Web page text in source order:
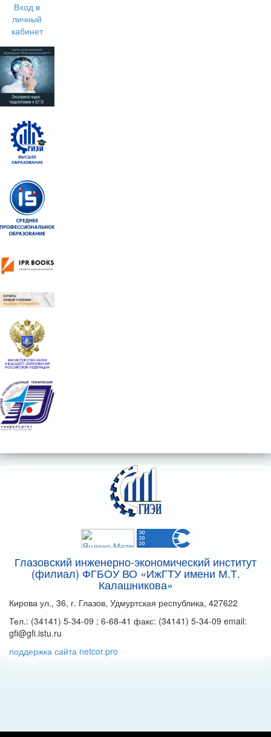
Вход в
личный
кабинет
Глазовский инженерно-экономический институт
(филиал) ФГБОУ ВО «ИжГТУ имени М.Т.
Калашникова»
Кирова ул., 36, г. Глазов, Удмуртская республика, 427622
Тел.: (34141) 5-34-09 ; 6-68-41 факс: (34141) 5-34-09 email:
gfi@gfi.istu.ru
поддержка сайта netcor.pro